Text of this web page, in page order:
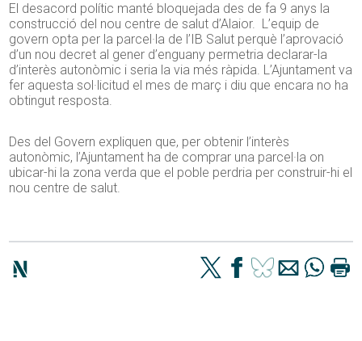
El desacord polític manté bloquejada des de fa 9 anys la
construcció del nou centre de salut d’Alaior. L’equip de
govern opta per la parcel·la de l’IB Salut perquè l’aprovació
d’un nou decret al gener d’enguany permetria declarar-la
d’interès autonòmic i seria la via més ràpida. L’Ajuntament va
fer aquesta sol·licitud el mes de març i diu que encara no ha
obtingut resposta.
Des del Govern expliquen que, per obtenir l’interès
autonòmic, l’Ajuntament ha de comprar una parcel·la on
ubicar-hi la zona verda que el poble perdria per construir-hi el
nou centre de salut.